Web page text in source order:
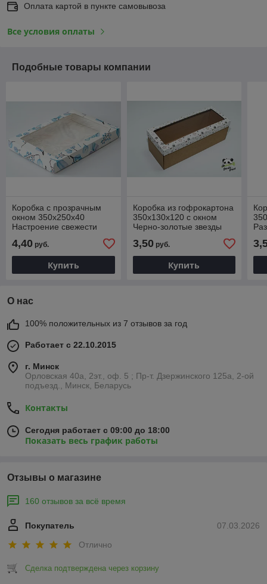
Оплата картой в пункте самовывоза
Все условия оплаты
Подобные товары компании
Коробка с прозрачным
окном 350х250х40
Настроение свежести
4,40 руб.
Купить
Коробка из гофрокартона
350х130х120 с окном
Черно-золотые звезды
3,50руб.
Купить
О нас
100% положительных из 7 отзывов за год
Работает с 22.10.2015
г. Минск
Орловская 40а, 2эт., оф. 5 ; Пр-т. Дзержинского 125а, 2-ой
подъезд., Минск, Беларусь
Контакты
Сегодня работает с 09:00 до 18:00
Показать весь график работы
Отзывы о магазине
160 отзывов за всё время
07.03.2026
Покупатель
Отлично
Сделка подтверждена через корзину